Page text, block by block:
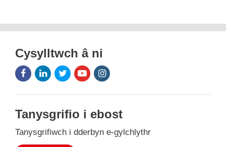
Cysylltwch â ni
Facebook
Icon
LinkedIn
Icon
Twitter
Icon
Youtube
Icon
Instagram
Icon
Tanysgrifio i ebost
Tanysgrifiwch i dderbyn e-gylchlythr